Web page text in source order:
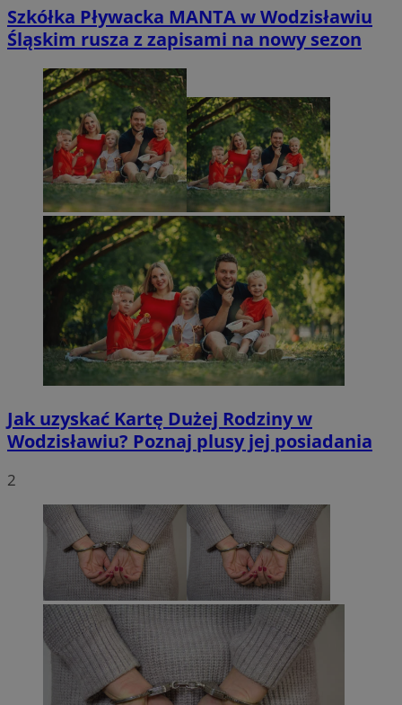
Szkółka Pływacka MANTA w Wodzisławiu
Śląskim rusza z zapisami na nowy sezon
Jak uzyskać Kartę Dużej Rodziny w
Wodzisławiu? Poznaj plusy jej posiadania
2